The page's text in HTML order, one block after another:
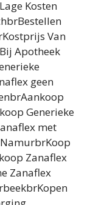
Kosten
Van
Apotheek
geen
Generieke
met
Zanaflex
Zanaflex